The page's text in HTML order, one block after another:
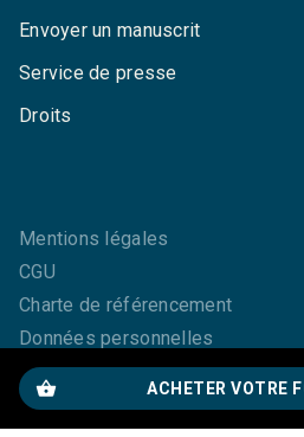
shopping_basket ACHETER VOTRE
Envoyer un manuscrit
Service de presse
Droits
Mentions légales
CGU
Charte de référencement
Données personnelles
Paramétrez vos cookies